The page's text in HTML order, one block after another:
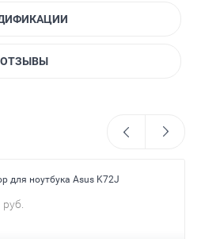
ОТЗЫВЫ
для ноутбука Asus K72J
руб.